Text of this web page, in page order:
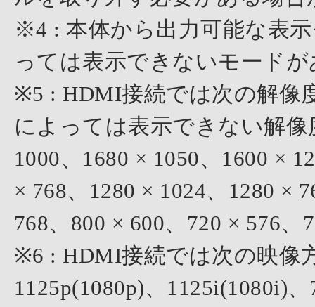
※4 : 本体から出力可能な表
っては表示できないモード
※5 : HDMI接続では次の解像
によっては表示できない解像
1000、1680 × 1050、1600 ×
× 768、1280 × 1024、1280 ×
768、800 × 600、720 × 576、
※6 : HDMI接続では次の映像
1125p(1080p)、1125i(1080i)